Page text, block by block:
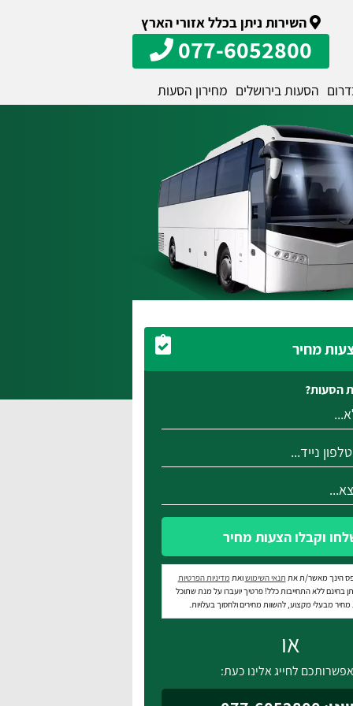
השירות ניתן בכלל אזורי הארץ
077-6052800
הסעות בירושלים מחירון הסעות
הסעות?
וקבלו הצעות מחיר
הינך מאשר/ת את תנאי השימושואת מדיניות הפרטיות
בחינם ללא התחייבות כלל! פרטיך יועברו על מנת שתוכל
מבעלי מקצוע, להשוות מחירים ולחסוך בעלויות.
או
לחייג אלינו כעת: